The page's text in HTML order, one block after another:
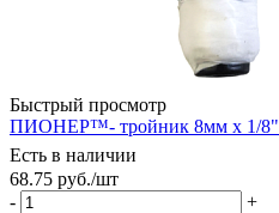
Быстрый просмотр
ПИОНЕР™- тройник 8мм х 1/
Есть в наличии
68.75 руб./шт
-
+